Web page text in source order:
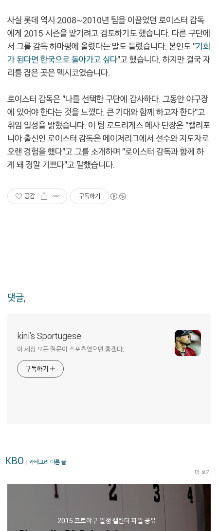
사실 롯데 역시 2008~2010년 팀을 이끌었던 로이스터 감독
에게 2015 시즌을 맡기려고 검토하기도 했습니다. 다른 구단에
서 그를 감독 하마평에 올렸다는 말도 들렸습니다. 본인도 "기회
가 된다면 한국으로 돌아가고 싶다"고 했습니다. 하지만 결국 자
리를 잡은 곳은 멕시코였습니다.
로이스터 감독은 "나를 선택한 구단에 감사하다. 그동안 야구장
에 있어야 한다는 것을 느꼈다. 큰 기대와 함께 하고자 한다"고
취임 일성을 밝혔습니다. 이 팀 로드리게스 메사 단장은 "캘리포
니아 출신인 로이스터 감독은 메이저리그에서 선수와 지도자로
오랜 경험을 했다"고 그를 소개하며 "로이스터 감독과 함께 하
게 돼 정말 기쁘다"고 말했습니다.
공감 구독하기
댓글,
kini's Sportugese
이 세상 모든 질문이 스포츠였으면 좋겠다.
구독하기
KBO | 카테고리 다른 글
더 보기
2015 프로야구 일정 캘린더 파일 공유